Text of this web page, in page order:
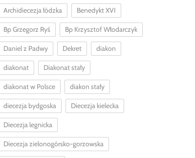
Archidiecezja łódzka Benedykt XVI
Bp Grzegorz Ryś Bp Krzysztof Włodarczyk
Daniel z Padwy Dekret diakon
diakonat Diakonat stały
diakonat w Polsce diakon stały
diecezja bydgoska Diecezja kielecka
Diecezja legnicka
Diecezja zielonogórsko-gorzowska